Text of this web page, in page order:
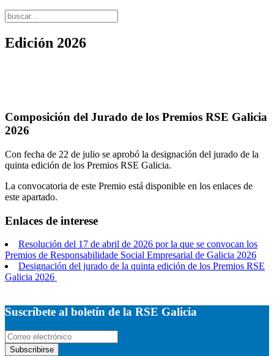
Edición 2026
Composición del Jurado de los Premios RSE Galicia
2026
Con fecha de 22 de julio se aprobó la designación del jurado de la
quinta edición de los Premios RSE Galicia.
La convocatoria de este Premio está disponible en los enlaces de
este apartado.
Enlaces de interese
Resolución del 17 de abril de 2026 por la que se convocan los
Premios de Responsabilidade Social Empresarial de Galicia 2026
Designación del jurado de la quinta edición de los Premios RSE
Galicia 2026
Suscríbete al boletín de la RSE Galicia
Subscribirse